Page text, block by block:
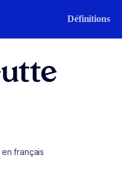
Définitions
français